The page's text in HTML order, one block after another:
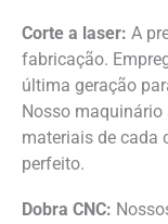
Corte a laser: A
fabricação.
última geração
Nosso
materiais de cada
perfeito.
Dobra CNC: